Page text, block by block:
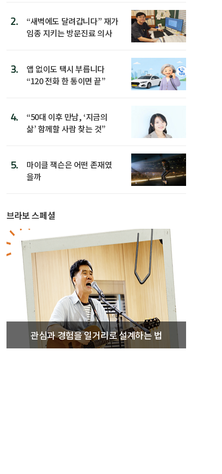
2.
“새벽에도 달려갑니다” 재가
임종 지키는 방문진료 의사
3.
앱 없이도 택시 부릅니다
“120 전화 한 통이면 끝”
4.
“50대 이후 만남, ‘지금의
삶’ 함께할 사람 찾는 것”
5.
마이클 잭슨은 어떤 존재였
을까
브라보 스페셜
관심과 경험을 일거리로 설계하는 법